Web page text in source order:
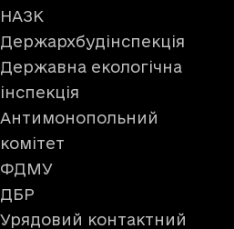
НАЗК
Держархбудінспекція
Державна екологічна
інспекція
Антимонопольний
комітет
ФДМУ
ДБР
Урядовий контактний